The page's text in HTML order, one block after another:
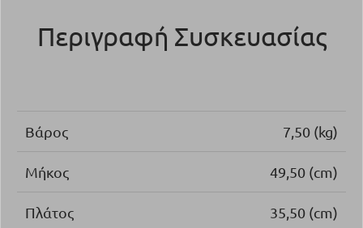
Περιγραφή Συσκευασίας
Βάρος 7,50 (kg)
Μήκος 49,50 (cm)
Πλάτος 35,50 (cm)